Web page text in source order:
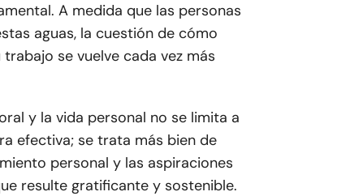
A medida que las personas
aguas, la cuestión de cómo
se vuelve cada vez más
y la vida personal no se limita a
efectiva; se trata más bien de
personal y las aspiraciones
resulte gratificante y sostenible.